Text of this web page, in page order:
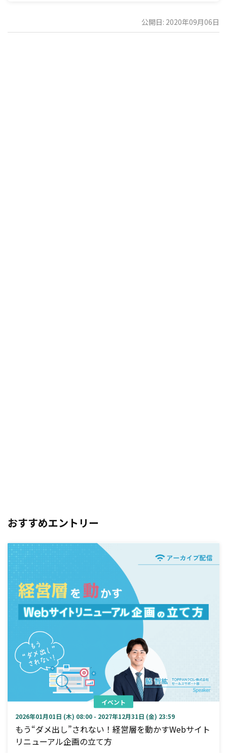
公開日: 2020年09月06日
おすすめエントリー
イベント
2026年01月01日 (木) 08:00 - 2027年12月31日 (金) 23:59
もう“ダメ出し”されない！経営層を動かすWebサイト
リニューアル企画の立て方